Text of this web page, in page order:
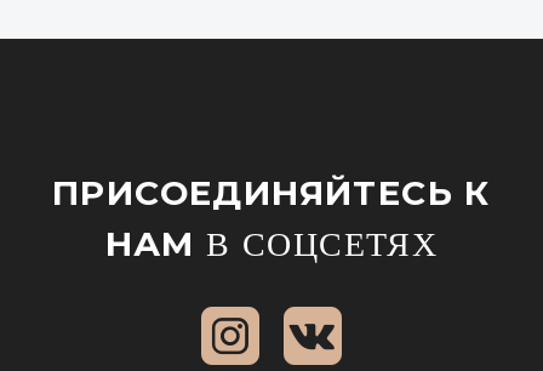
ПРИСОЕДИНЯЙТЕСЬ К
НАМ В СОЦСЕТЯХ